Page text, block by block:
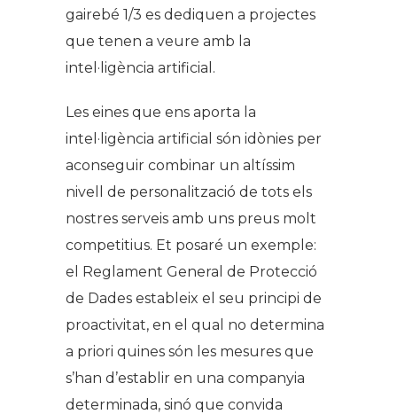
gairebé 1/3 es dediquen a projectes
que tenen a veure amb la
intel·ligència artificial.
Les eines que ens aporta la
intel·ligència artificial són idònies per
aconseguir combinar un altíssim
nivell de personalització de tots els
nostres serveis amb uns preus molt
competitius. Et posaré un exemple:
el Reglament General de Protecció
de Dades estableix el seu principi de
proactivitat, en el qual no determina
a priori quines són les mesures que
s’han d’establir en una companyia
determinada, sinó que convida